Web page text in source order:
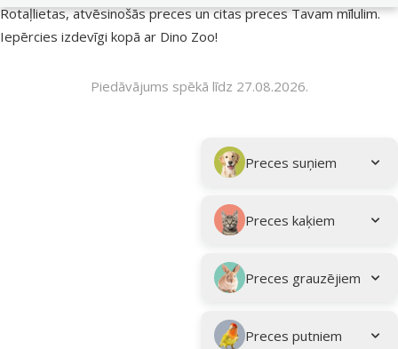
Rotaļlietas, atvēsinošās preces un citas preces Tavam mīlulim.
Iepērcies izdevīgi kopā ar Dino Zoo!
Piedāvājums spēkā līdz 27.08.2026.
Apakškategorija
Preces suņiem
Preces kaķiem
Preces grauzējiem
Preces putniem